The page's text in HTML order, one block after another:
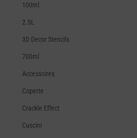
100ml
2.5L
3D Decor Stencils
700ml
Accessoires
Coperte
Crackle Effect
Cuscini